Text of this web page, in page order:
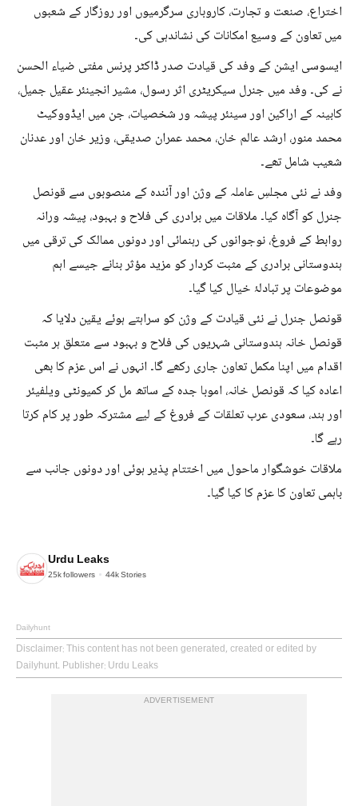
اختراع، صنعت و تجارت، کاروباری سرگرمیوں اور روزگار کے شعبوں
میں تعاون کے وسیع امکانات کی نشاندہی کی۔
ایسوسی ایشن کے وفد کی قیادت صدر ڈاکٹر پرنس مفتی ضیاء الحسن
نے کی۔ وفد میں جنرل سیکریٹری اثر رسول، مشیر انجینئر عقیل جمیل،
کابینہ کے اراکین اور سینئر پیشہ ور شخصیات، جن میں ایڈووکیٹ
محمد منور، ارشد عالم خان، محمد عمران صدیقی، وزیر خان اور عدنان
شعیب شامل تھے۔
وفد نے نئی مجلسِ عاملہ کے وژن اور آئندہ کے منصوبوں سے قونصل
جنرل کو آگاہ کیا۔ ملاقات میں برادری کی فلاح و بہبود، پیشہ ورانہ
روابط کے فروغ، نوجوانوں کی رہنمائی اور دونوں ممالک کی ترقی میں
ہندوستانی برادری کے مثبت کردار کو مزید مؤثر بنانے جیسے اہم
موضوعات پر تبادلۂ خیال کیا گیا۔
قونصل جنرل نے نئی قیادت کے وژن کو سراہتے ہوئے یقین دلایا کہ
قونصل خانہ ہندوستانی شہریوں کی فلاح و بہبود سے متعلق ہر مثبت
اقدام میں اپنا مکمل تعاون جاری رکھے گا۔ انہوں نے اس عزم کا بھی
اعادہ کیا کہ قونصل خانہ، اموبا جدہ کے ساتھ مل کر کمیونٹی ویلفیئر
اور ہند، سعودی عرب تعلقات کے فروغ کے لیے مشترکہ طور پر کام کرتا
رہے گا۔
ملاقات خوشگوار ماحول میں اختتام پذیر ہوئی اور دونوں جانب سے
باہمی تعاون کا عزم کا کیا گیا۔
Urdu Leaks
25kfollowers 44kStories
Dailyhunt
Disclaimer: This content has not been generated, created or edited by
Dailyhunt. Publisher: Urdu Leaks
ADVERTISEMENT